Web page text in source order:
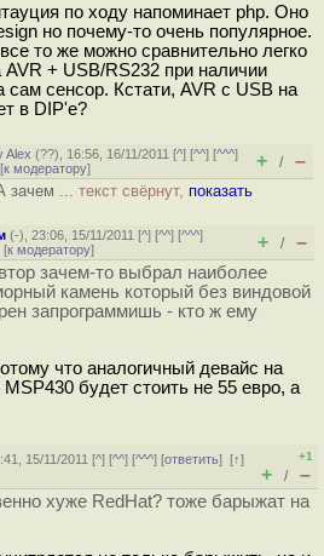
по ходу напоминает php. Оно
но почему-то очень популярное.
то же можно сравнительно легко
AVR + USB/RS232 при наличии
сам сенсор. Кстати, AVR с USB на
в DIP'e?
Alex (??), 16:56, 16/11/2011 [^] [^^] [^^^]
к модератору] + / –
зачем ... текст свёрнут, показать
(-), 23:06, 15/11/2011 [^] [^^] [^^^]
к модератору] + / –
зачем-то выбрал наиболее
камень который без виндовой
запрограммишь - кто ж ему
что аналогичный девайс на
будет стоить не 55 евро, а
15/11/2011 [^] [^^] [^^^] [ответить][↑]
+1
+ / –
хуже RedHat? тоже барыжат на